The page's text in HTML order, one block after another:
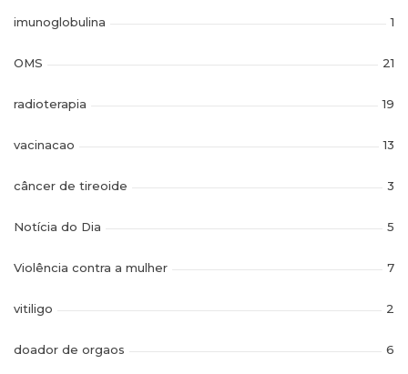
imunoglobulina 1
OMS 21
radioterapia 19
vacinacao 13
câncer de tireoide 3
Notícia do Dia 5
Violência contra a mulher 7
vitiligo 2
doador de orgaos 6